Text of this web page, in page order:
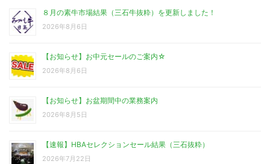
８月の素牛市場結果（三石牛抜粋）を更新しました！
2026年8月6日
【お知らせ】お中元セールのご案内☆
2026年8月6日
【お知らせ】お盆期間中の業務案内
2026年8月5日
【速報】HBAセレクションセール結果（三石抜粋）
2026年7月22日